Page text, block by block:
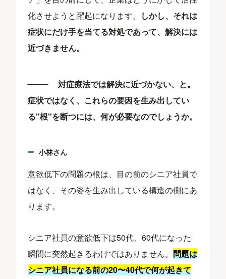
化させようと躍起になります。
しかし、それは
症状にだけ手を当てる対処であって、解決には
近づきません。
対症療法では解決に近づかない、と。
症状ではなく、これらの要因を生み出してい
る"根"を断つには、何が必要なのでしょうか。
小林さん
意欲低下の問題の根は、目の前のシニア社員で
はなく、その姿を生み出している構造の側にあ
ります。
シニア社員の意欲低下は50代、60代になった
瞬間に突然起きるわけではありません。問題は
シニア社員になる前の20〜40代で何が起きて